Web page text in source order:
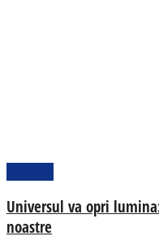
Universul va opri
noastre